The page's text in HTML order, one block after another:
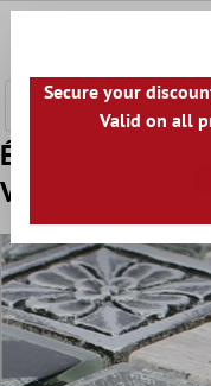
Échantillon
Verre Résine
Secure your
Valid on all